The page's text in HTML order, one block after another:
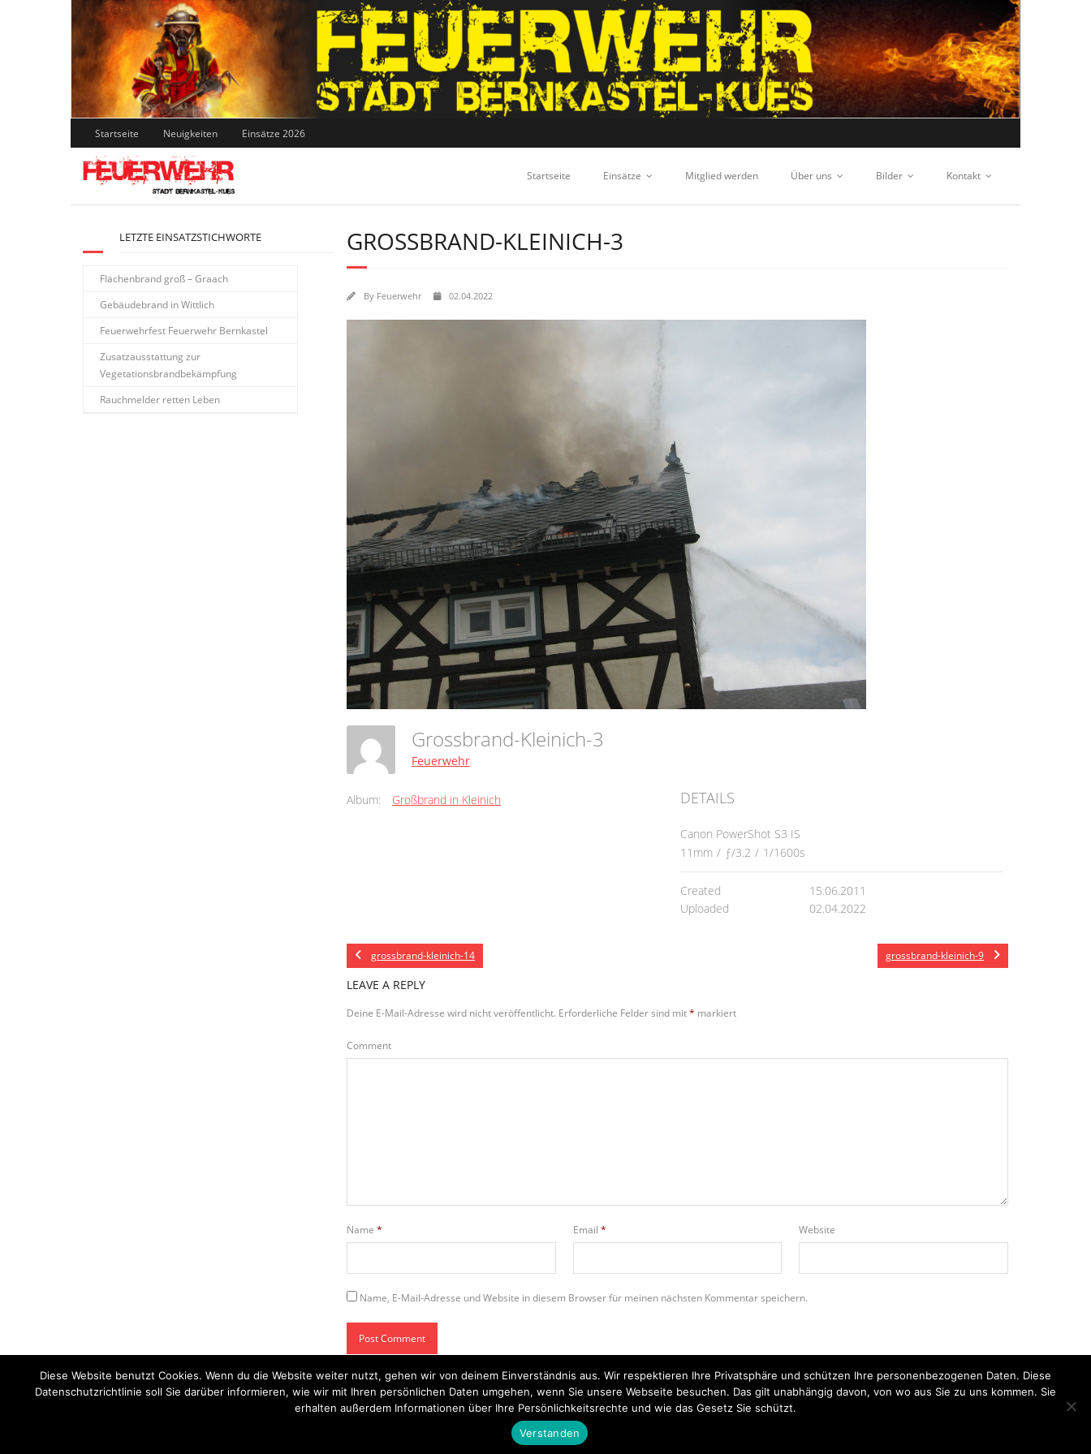
Skip
to
content
Startseite Neuigkeiten Einsätze 2026
Startseite Einsätze Mitglied werden Über uns Bilder Kontakt
GROSSBRAND-KLEINICH-3
By Feuerwehr 02.04.2022
Grossbrand-Kleinich-3
Feuerwehr
Album: Großbrand in Kleinich DETAILS
Canon PowerShot S3 IS
11mm / ƒ/3.2 / 1/1600s
Created
15.06.2011
Uploaded
02.04.2022
grossbrand-kleinich-14 grossbrand-kleinich-9
LEAVE A REPLY
Deine E-Mail-Adresse wird nicht veröffentlicht. Erforderliche Felder sind mit* markiert
Comment
Name * Email * Website
Name, E-Mail-Adresse und Website in diesem Browser für meinen nächsten Kommentar speichern.
LETZTE EINSATZSTICHWORTE
Flächenbrand groß – Graach
Gebäudebrand in Wittlich
Feuerwehrfest Feuerwehr Bernkastel
Zusatzausstattung zur
Vegetationsbrandbekämpfung
Rauchmelder retten Leben
Startseite Einsätze Mitglied werden Über uns Bilder
Kontakt
Think Up Themes Ltd. Powered by
Diese Website benutzt Cookies. Wenn du die Website weiter nutzt, gehen wir von deinem Einverständnis aus. Wir respektieren Ihre Privatsphäre und schützen Ihre personenbezogenen Daten. Diese
Datenschutzrichtlinie soll Sie darüber informieren, wie wir mit Ihren persönlichen Daten umgehen, wenn Sie unsere Webseite besuchen. Das gilt unabhängig davon, von wo aus Sie zu uns kommen. Sie
erhalten außerdem Informationen über Ihre Persönlichkeitsrechte und wie das Gesetz Sie schützt.
Verstanden